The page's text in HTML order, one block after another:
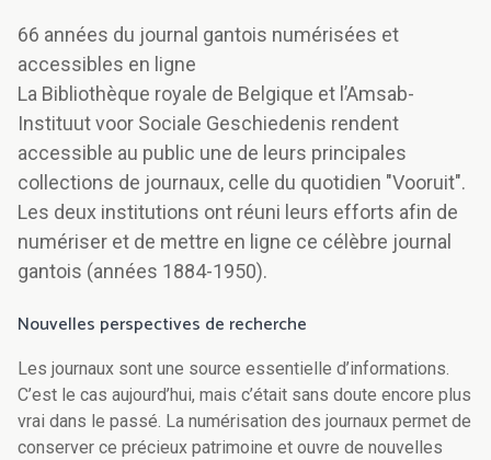
66 années du journal gantois numérisées et
accessibles en ligne
La Bibliothèque royale de Belgique et l’Amsab-
Instituut voor Sociale Geschiedenis rendent
accessible au public une de leurs principales
collections de journaux, celle du quotidien "Vooruit".
Les deux institutions ont réuni leurs efforts afin de
numériser et de mettre en ligne ce célèbre journal
gantois (années 1884-1950).
Nouvelles perspectives de recherche
Les journaux sont une source essentielle d’informations.
C’est le cas aujourd’hui, mais c’était sans doute encore plus
vrai dans le passé. La numérisation des journaux permet de
conserver ce précieux patrimoine et ouvre de nouvelles